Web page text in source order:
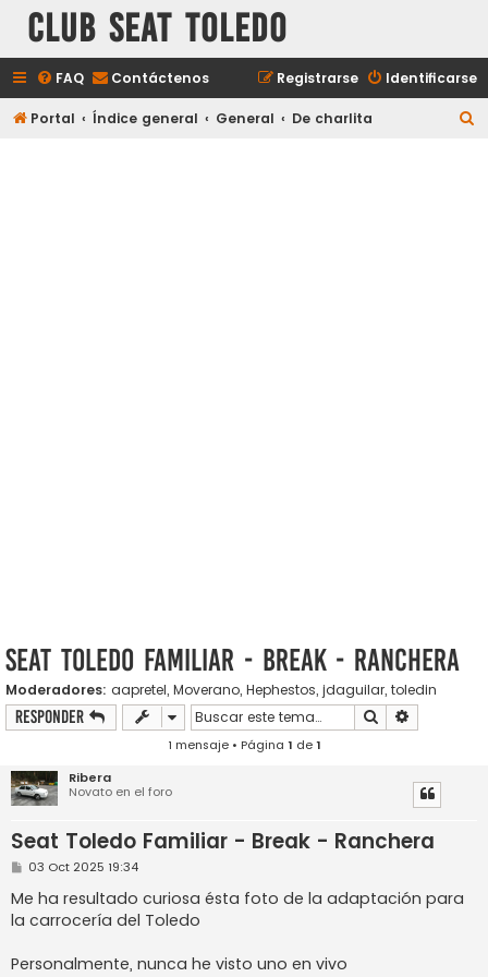
Club Seat Toledo
FAQ Contáctenos Identificarse
Registrarse
Portal Índice general General De charlita
Seat Toledo Familiar - Break - Ranchera
Moderadores: aapretel, Moverano, Hephestos, jdaguilar, toledin
Responder Buscar
1 mensaje • Página 1 de1
Ribera
Novato en el foro
Seat Toledo Familiar - Break - Ranchera
M
n
s
a
03 Oct 2025 19:34
Me ha resultado curiosa ésta foto de la adaptación para
la carrocería del Toledo
Personalmente, nunca he visto uno en vivo